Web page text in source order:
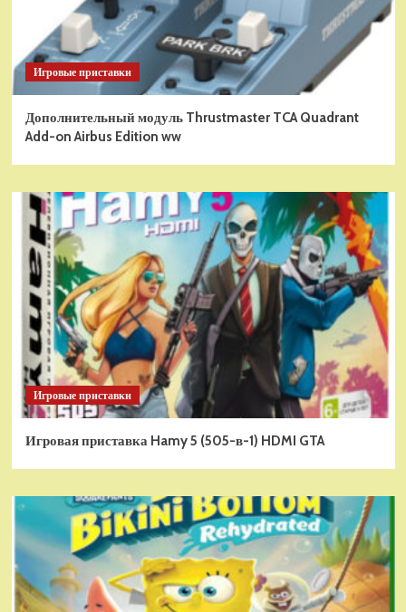
Игровые приставки
Дополнительный модуль Thrustmaster TCA Quadrant
Add-on Airbus Edition ww
Игровые приставки
Игровая приставка Hamy 5 (505-в-1) HDMI GTA